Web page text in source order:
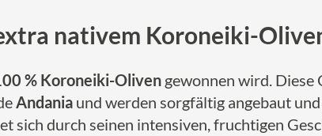
nativem Koroneiki-
% Koroneiki-Oliven gewonnen wird. Diese
Andania und werden sorgfältig angebaut
sich durch seinen intensiven, fruchtigen